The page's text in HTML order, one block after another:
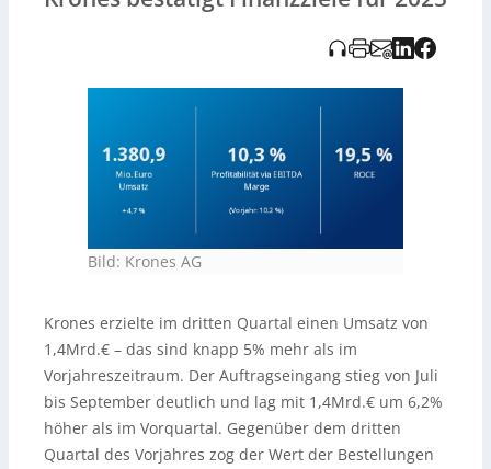
Bild: Krones AG
Krones erzielte im dritten Quartal einen Umsatz von
1,4Mrd.€ – das sind knapp 5% mehr als im
Vorjahreszeitraum. Der Auftragseingang stieg von Juli
bis September deutlich und lag mit 1,4Mrd.€ um 6,2%
höher als im Vorquartal. Gegenüber dem dritten
Quartal des Vorjahres zog der Wert der Bestellungen